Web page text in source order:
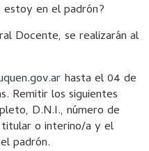
en el padrón?
Docente, se realizarán al
hasta el 04 de
Remitir los siguientes
D.N.I., número de
o interino/a y el
padrón.